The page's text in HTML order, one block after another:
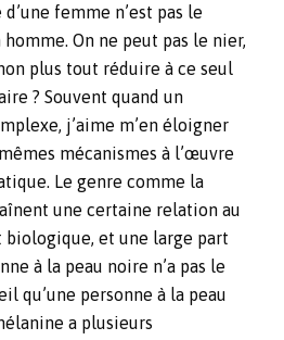
femme n’est pas le
On ne peut pas le nier,
plus tout réduire à ce seul
? Souvent quand un
j’aime m’en éloigner
mécanismes à l’œuvre
Le genre comme la
une certaine relation au
biologique, et une large part
à la peau noire n’a pas le
qu’une personne à la peau
a plusieurs